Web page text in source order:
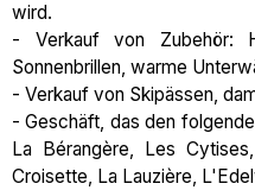
wird.
- Verkauf von Zubehör:
Sonnenbrillen, warme
- Verkauf von Skipässen,
- Geschäft, das den
La Bérangère, Les
Croisette, La Lauzière,